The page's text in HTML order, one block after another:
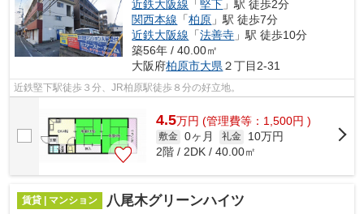
近鉄大阪線 「堅下 」駅 徒歩2分
関西本線 「柏原 」駅 徒歩7分
近鉄大阪線 「法善寺 」駅 徒歩10分
築56年 / 40.00㎡
大阪府柏原市大県 ２丁目2-31
近鉄堅下駅徒歩３分、JR柏原駅徒歩８分の好立地。
4.5万円 (管理費等：1,500円 )
敷金 0ヶ月 礼金
10万円
2階 / 2DK / 40.00㎡
賃貸 | マンション 八尾木グリーンハイツ